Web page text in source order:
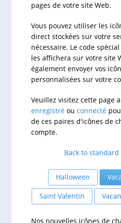
pages de votre site Web.
Vous pouvez utiliser les
direct stockées sur votre
nécessaire. Le code
les affichera sur votre site
également envoyer vos
personnalisées sur votre
Veuillez visitez cette page
enregistré ou connecté
de ces paires d'icônes de
compte.
Back to
Halloween
Saint Valentin
Nos nouvelles icônes de